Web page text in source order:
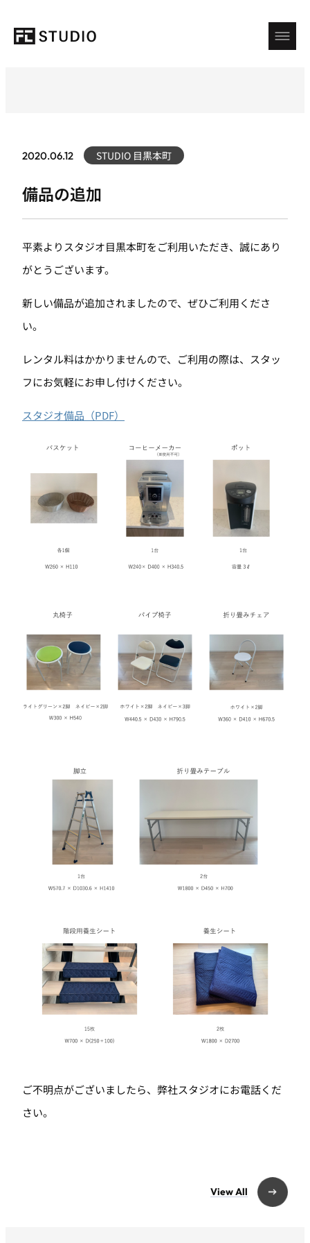
2020.06.12 STUDIO 目黒本町
備品の追加
平素よりスタジオ目黒本町をご利用いただき、誠にあり
がとうございます。
新しい備品が追加されましたので、ぜひご利用くださ
い。
レンタル料はかかりませんので、ご利用の際は、スタッ
フにお気軽にお申し付けください。
スタジオ備品（PDF）
ご不明点がございましたら、弊社スタジオにお電話くだ
さい。
View All